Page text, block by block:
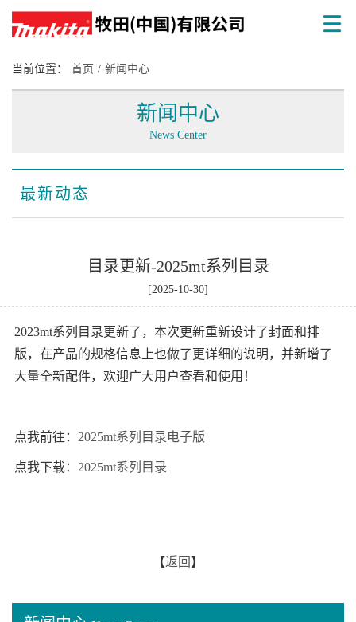
当前位置： 首页 / 新闻中心
新闻中心
News Center
最新动态
目录更新-2025mt系列目录
[2025-10-30]
2023mt系列目录更新了，本次更新重新设计了封面和排
版，在产品的规格信息上也做了更详细的说明，并新增了
大量全新配件，欢迎广大用户查看和使用！
点我前往： 2025mt系列目录电子版
点我下载： 2025mt系列目录
【返回 】